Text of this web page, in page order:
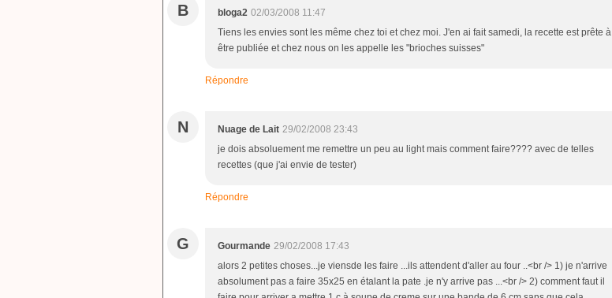
B bloga2 02/03/2008 11:47
Tiens les envies sont les même chez toi et chez moi. J'en ai fait samedi, la recette est prête à
être publiée et chez nous on les appelle les "brioches suisses"
Répondre
N Nuage de Lait 29/02/2008 23:43
je dois absoluement me remettre un peu au light mais comment faire???? avec de telles
recettes (que j'ai envie de tester)
Répondre
G Gourmande 29/02/2008 17:43
alors 2 petites choses...je viensde les faire ...ils attendent d'aller au four ..<br /> 1) je n'arrive
absolument pas a faire 35x25 en étalant la pate .je n'y arrive pas ...<br /> 2) comment faut il